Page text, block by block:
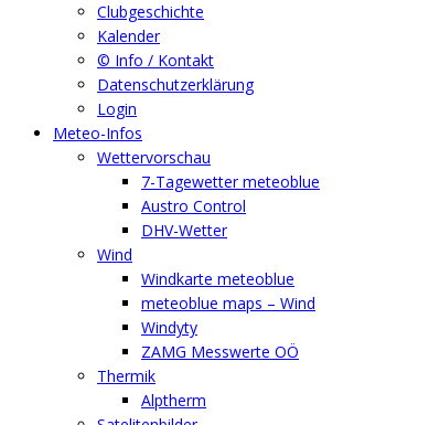
Clubgeschichte
Kalender
© Info / Kontakt
Datenschutzerklärung
Login
Meteo-Infos
Wettervorschau
7-Tagewetter meteoblue
Austro Control
DHV-Wetter
Wind
Windkarte meteoblue
meteoblue maps – Wind
Windyty
ZAMG Messwerte OÖ
Thermik
Alptherm